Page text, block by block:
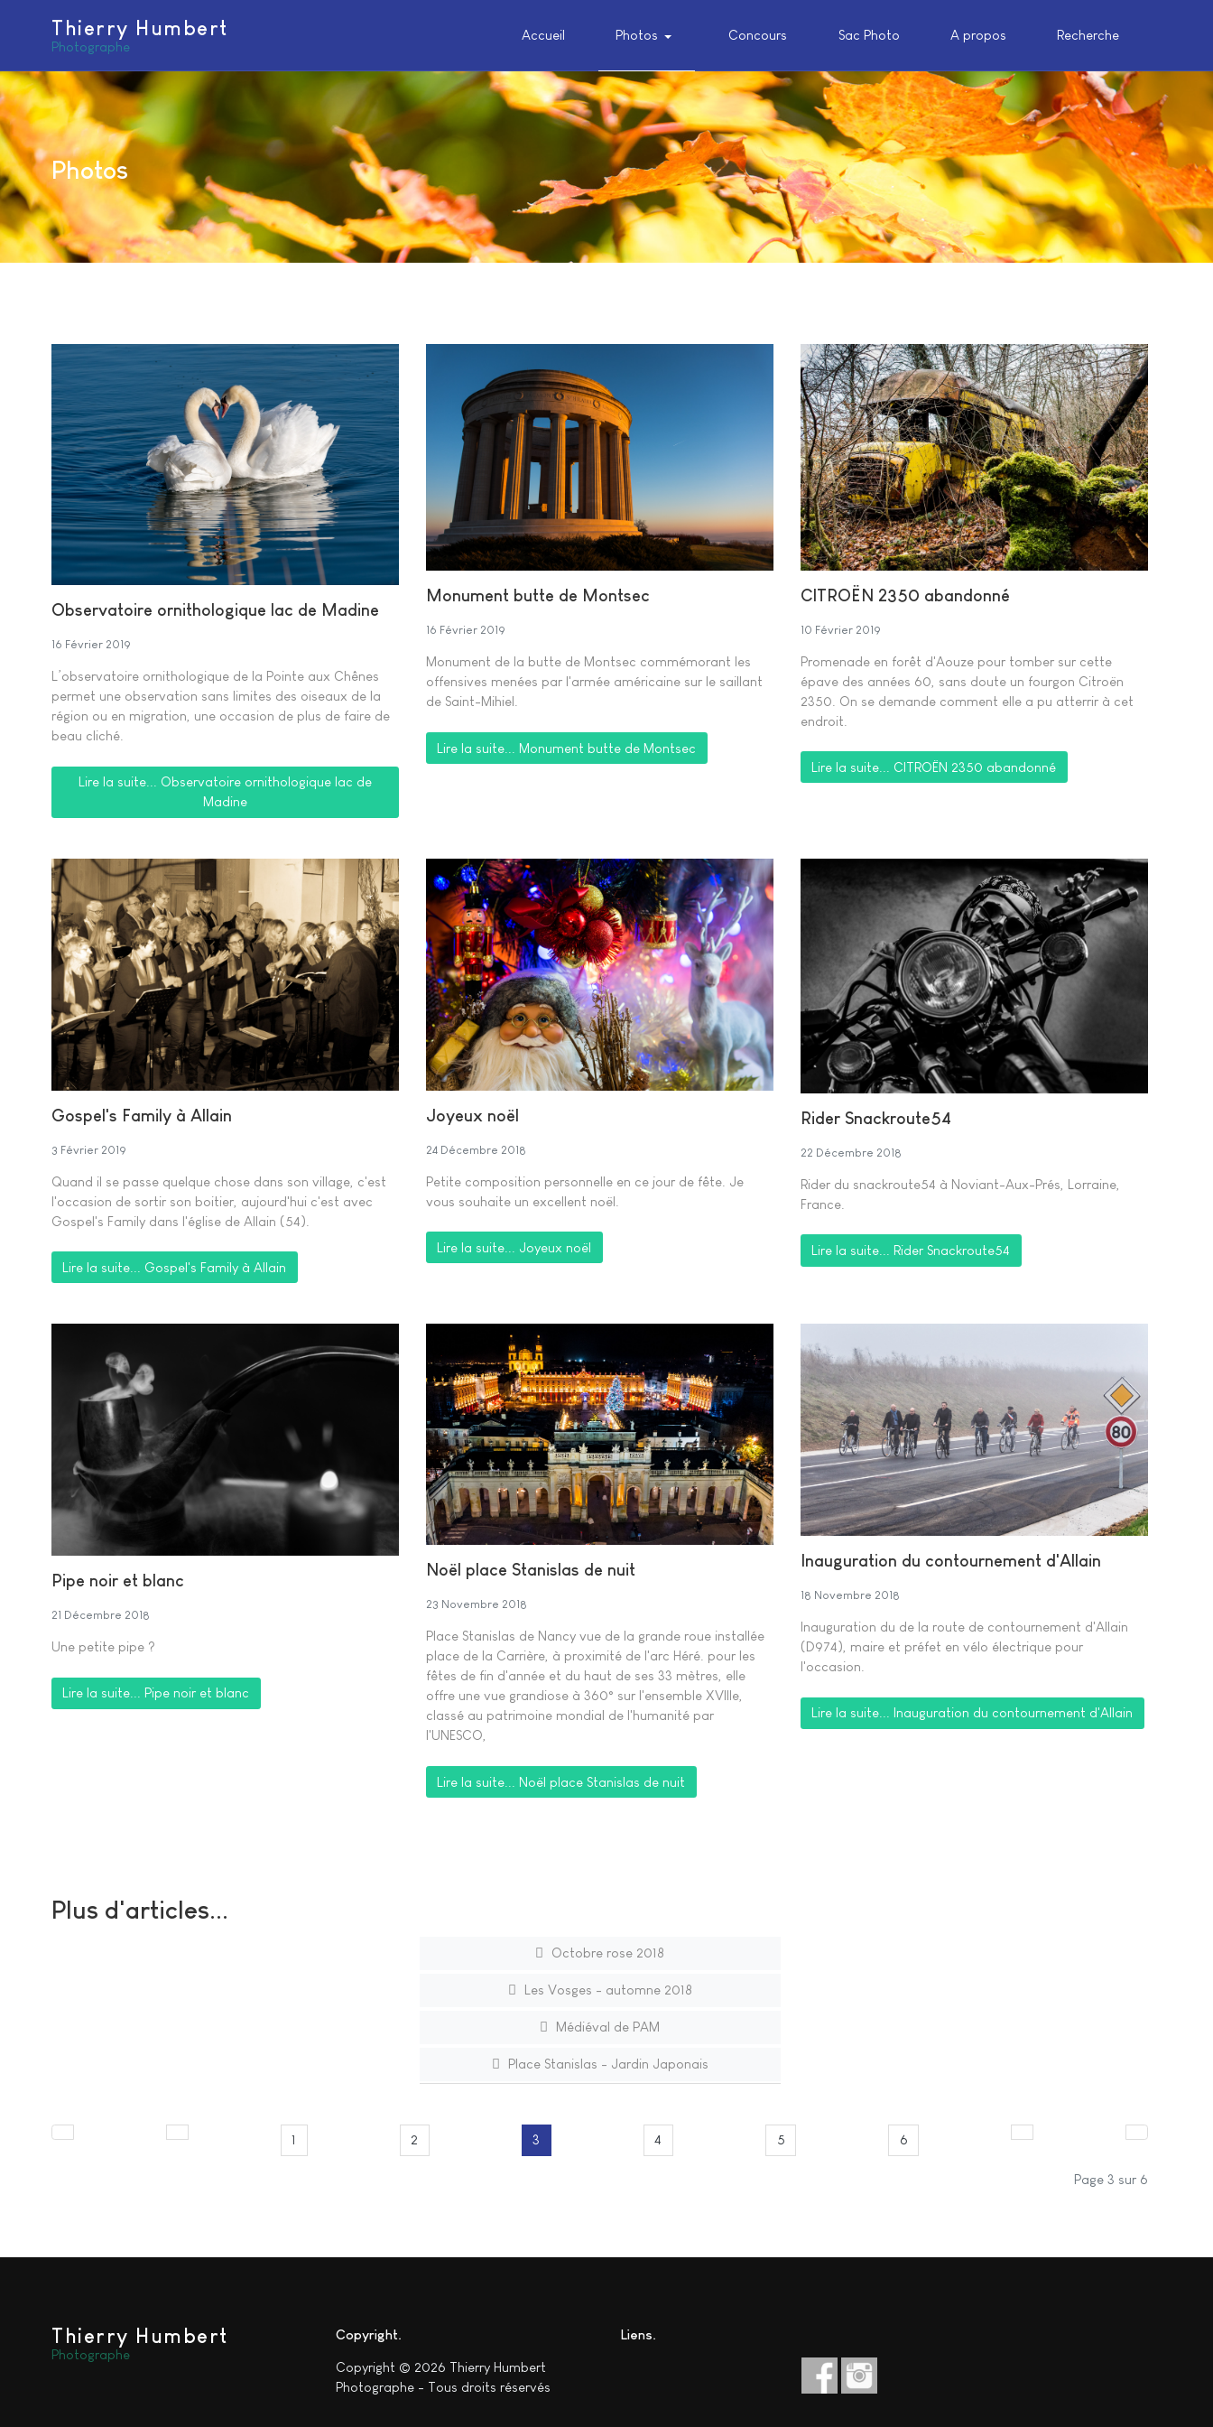
Thierry Humbert
Photographe
Accueil Photos Concours Sac Photo A propos Recherche
Photos
Observatoire ornithologique lac de Madine
16 Février 2019
L’observatoire ornithologique de la Pointe aux Chênes
permet une observation sans limites des oiseaux de la
région ou en migration, une occasion de plus de faire de
beau cliché.
Lire la suite... Observatoire ornithologique lac de
Madine
Monument butte de Montsec
16 Février 2019
Monument de la butte de Montsec commémorant les
offensives menées par l'armée américaine sur le saillant
de Saint-Mihiel.
Lire la suite... Monument butte de Montsec
CITROËN 2350 abandonné
10 Février 2019
Promenade en forêt d'Aouze pour tomber sur cette
épave des années 60, sans doute un fourgon Citroën
2350. On se demande comment elle a pu atterrir à cet
endroit.
Lire la suite... CITROËN 2350 abandonné
Gospel's Family à Allain
3 Février 2019
Quand il se passe quelque chose dans son village, c'est
l'occasion de sortir son boitier, aujourd'hui c'est avec
Gospel's Family dans l'église de Allain (54).
Lire la suite... Gospel's Family à Allain
Joyeux noël
24 Décembre 2018
Petite composition personnelle en ce jour de fête. Je
vous souhaite un excellent noël.
Lire la suite... Joyeux noël
Rider Snackroute54
22 Décembre 2018
Rider du snackroute54 à Noviant-Aux-Prés, Lorraine,
France.
Lire la suite... Rider Snackroute54
Pipe noir et blanc
21 Décembre 2018
Une petite pipe ?
Lire la suite... Pipe noir et blanc
Noël place Stanislas de nuit
23 Novembre 2018
Place Stanislas de Nancy vue de la grande roue installée
place de la Carrière, à proximité de l'arc Héré. pour les
fêtes de fin d'année et du haut de ses 33 mètres, elle
offre une vue grandiose à 360° sur l'ensemble XVIIIe,
classé au patrimoine mondial de l'humanité par
l'UNESCO,
Lire la suite... Noël place Stanislas de nuit
Inauguration du contournement d'Allain
18 Novembre 2018
Inauguration du de la route de contournement d'Allain
(D974), maire et préfet en vélo électrique pour
l'occasion.
Lire la suite... Inauguration du contournement d'Allain
Plus d'articles...
Octobre rose 2018
Les Vosges - automne 2018
Médiéval de PAM
Place Stanislas - Jardin Japonais
1 2 3 4 5 6
Page 3 sur 6
Thierry Humbert
Photographe
Copyright
Copyright © 2026 Thierry Humbert
Photographe - Tous droits réservés
Liens